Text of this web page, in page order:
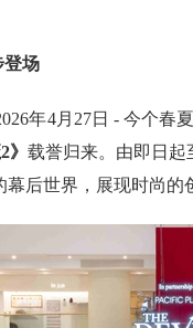
登场
年4月27日 - 今个春夏
载誉归来。由即日起
后世界，展现时尚的